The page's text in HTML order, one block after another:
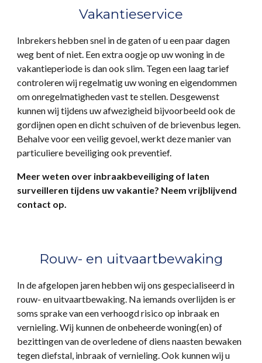
Vakantieservice
Inbrekers hebben snel in de gaten of u een paar dagen
weg bent of niet. Een extra oogje op uw woning in de
vakantieperiode is dan ook slim. Tegen een laag tarief
controleren wij regelmatig uw woning en eigendommen
om onregelmatigheden vast te stellen. Desgewenst
kunnen wij tijdens uw afwezigheid bijvoorbeeld ook de
gordijnen open en dicht schuiven of de brievenbus legen.
Behalve voor een veilig gevoel, werkt deze manier van
particuliere beveiliging ook preventief.
Meer weten over inbraakbeveiliging of laten
surveilleren tijdens uw vakantie? Neem vrijblijvend
contact op.
Rouw- en uitvaartbewaking
In de afgelopen jaren hebben wij ons gespecialiseerd in
rouw- en uitvaartbewaking. Na iemands overlijden is er
soms sprake van een verhoogd risico op inbraak en
vernieling. Wij kunnen de onbeheerde woning(en) of
bezittingen van de overledene of diens naasten bewaken
tegen diefstal, inbraak of vernieling. Ook kunnen wij u